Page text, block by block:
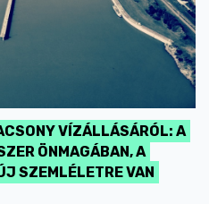
VÍZÁLLÁSÁRÓL: A
ÖNMAGÁBAN, A
SZEMLÉLETRE VAN